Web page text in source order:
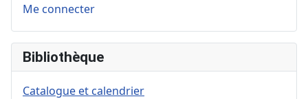
Me connecter
Bibliothèque
Catalogue et calendrier